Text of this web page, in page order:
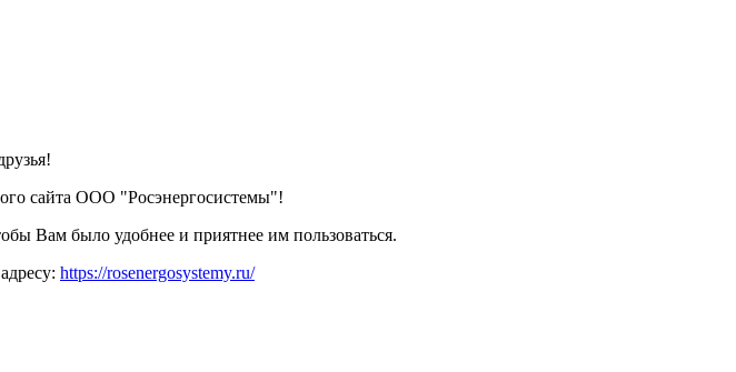
сайта ООО "Росэнергосистемы"!
Вам было удобнее и приятнее им пользоваться.
https://rosenergosystemy.ru/